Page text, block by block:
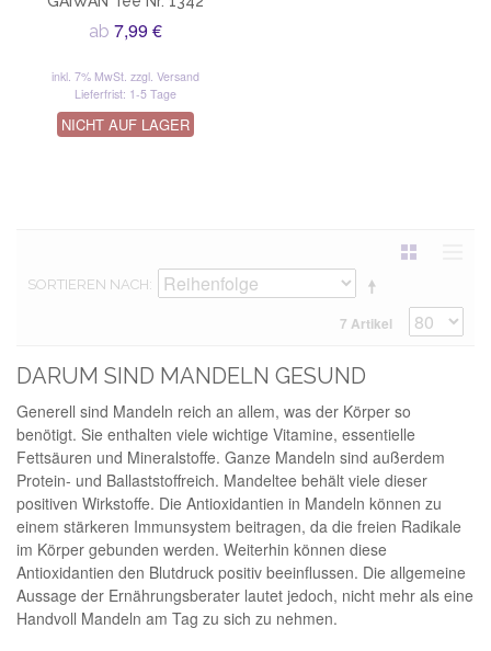
ab7,99 €
inkl. 7% MwSt.zzgl. Versand
Lieferfrist: 1-5 Tage
NICHT AUF LAGER
SORTIEREN NACH
7 Artikel
DARUM SIND MANDELN GESUND
Generell sind Mandeln reich an allem, was der Körper so
benötigt. Sie enthalten viele wichtige Vitamine, essentielle
Fettsäuren und Mineralstoffe. Ganze Mandeln sind außerdem
Protein- und Ballaststoffreich. Mandeltee behält viele dieser
positiven Wirkstoffe. Die Antioxidantien in Mandeln können zu
einem stärkeren Immunsystem beitragen, da die freien Radikale
im Körper gebunden werden. Weiterhin können diese
Antioxidantien den Blutdruck positiv beeinflussen. Die allgemeine
Aussage der Ernährungsberater lautet jedoch, nicht mehr als eine
Handvoll Mandeln am Tag zu sich zu nehmen.